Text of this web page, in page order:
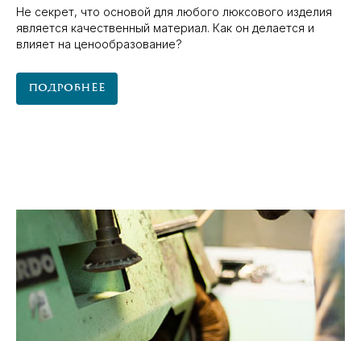
Не секрет, что основой для любого люксового изделия
является качественный материал. Как он делается и
влияет на ценообразование?
Подробнее